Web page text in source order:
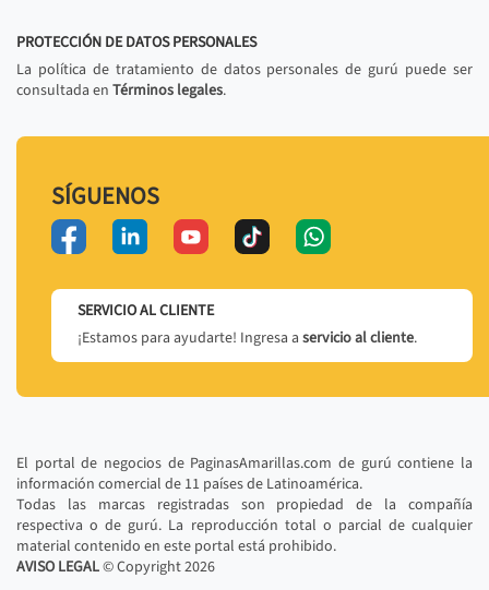
PROTECCIÓN DE DATOS PERSONALES
La política de tratamiento de datos personales de gurú puede ser
consultada en Términos legales.
SÍGUENOS
SERVICIO AL CLIENTE
¡Estamos para ayudarte! Ingresa a servicio al cliente.
El portal de negocios de PaginasAmarillas.com de gurú contiene la
información comercial de 11 países de Latinoamérica.
Todas las marcas registradas son propiedad de la compañía
respectiva o de gurú. La reproducción total o parcial de cualquier
material contenido en este portal está prohibido.
AVISO LEGAL© Copyright2026